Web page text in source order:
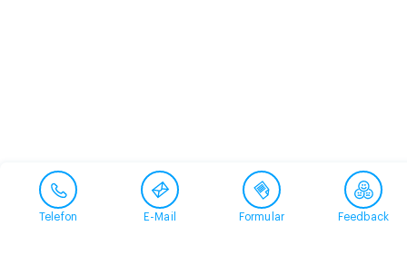
Telefon E-Mail Formular Feedback